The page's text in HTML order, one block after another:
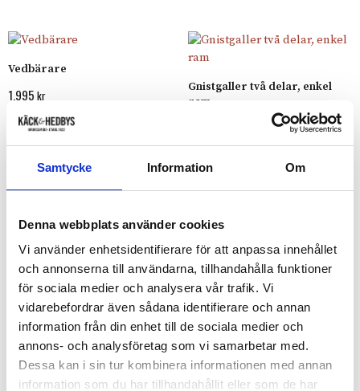
Samtycke Information Om
Denna webbplats använder cookies
Vi använder enhetsidentifierare för att anpassa innehållet
och annonserna till användarna, tillhandahålla funktioner
för sociala medier och analysera vår trafik. Vi
vidarebefordrar även sådana identifierare och annan
information från din enhet till de sociala medier och
annons- och analysföretag som vi samarbetar med.
Dessa kan i sin tur kombinera informationen med annan
information som du har tillhandahållit eller som de har
Vedbärare
1.995 kr
Gnistgaller två delar, enkel
ram
2.595kr 895kr
Eldskyffel
895kr
Gnistgaller tre delar, dubbel
nitad ram
7.990kr